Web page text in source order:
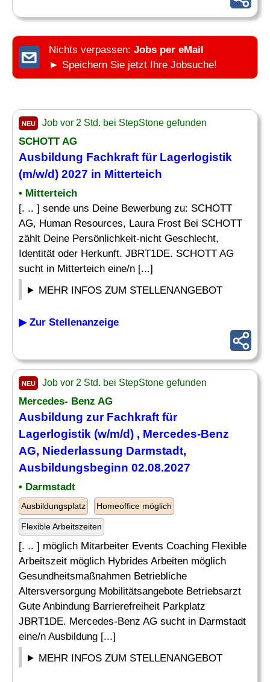
Nichts verpassen: Jobs per eMail
► Speichern Sie jetzt Ihre Jobsuche!
NEU Job vor 2 Std. bei StepStone gefunden
SCHOTT AG
Ausbildung Fachkraft für Lagerlogistik
(m/w/d) 2027 in Mitterteich
• Mitterteich
[. .. ] sende uns Deine Bewerbung zu: SCHOTT
AG, Human Resources, Laura Frost Bei SCHOTT
zählt Deine Persönlichkeit-nicht Geschlecht,
Identität oder Herkunft. JBRT1DE. SCHOTT AG
sucht in Mitterteich eine/n [...]
MEHR INFOS ZUM STELLENANGEBOT
▶ Zur Stellenanzeige
NEU Job vor 2 Std. bei StepStone gefunden
Mercedes- Benz AG
Ausbildung zur Fachkraft für
Lagerlogistik (w/m/d) , Mercedes-Benz
AG, Niederlassung Darmstadt,
Ausbildungsbeginn 02.08.2027
• Darmstadt
Ausbildungsplatz Homeoffice möglich
Flexible Arbeitszeiten
[. .. ] möglich Mitarbeiter Events Coaching Flexible
Arbeitszeit möglich Hybrides Arbeiten möglich
Gesundheitsmaßnahmen Betriebliche
Altersversorgung Mobilitätsangebote Betriebsarzt
Gute Anbindung Barrierefreiheit Parkplatz
JBRT1DE. Mercedes-Benz AG sucht in Darmstadt
eine/n Ausbildung [...]
MEHR INFOS ZUM STELLENANGEBOT